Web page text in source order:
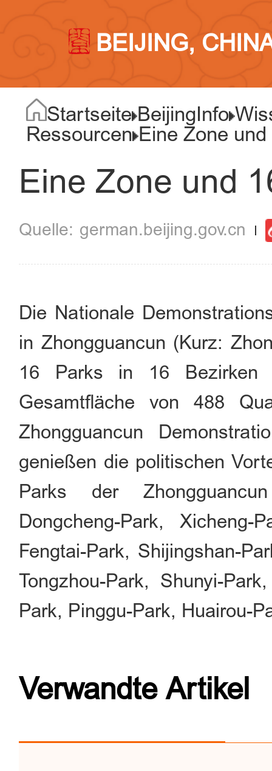
BEIJING,
Startseite BeijingInfo
Ressourcen Eine Zone
Eine Zone und
german.beijing.gov.cn
Die Nationale
in Zhongguancun (Kurz:
16 Parks in 16 Bezirken
Gesamtfläche von 488
Zhongguancun
genießen die politischen
Parks der
Dongcheng-Park, Xicheng-
Fengtai-Park, Shijingshan-
Tongzhou-Park, Shunyi-
Park, Pinggu-Park, Huairou-
Verwandte Artikel